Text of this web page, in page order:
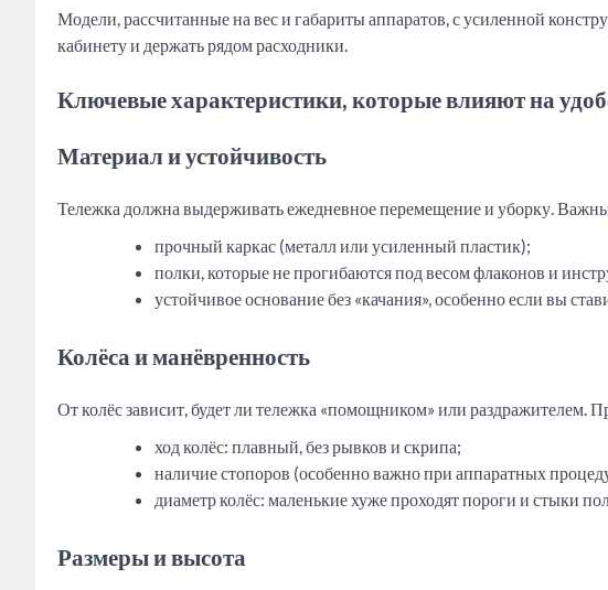
Модели, рассчитанные на вес и габариты аппаратов, с усиленной
кабинету и держать рядом расходники.
Ключевые характеристики, которые влияют на
Материал и устойчивость
Тележка должна выдерживать ежедневное перемещение и уборку.
прочный каркас (металл или усиленный пластик);
полки, которые не прогибаются под весом флаконов и
устойчивое основание без «качания», особенно если вы
Колёса и манёвренность
От колёс зависит, будет ли тележка «помощником» или раздражителем.
ход колёс: плавный, без рывков и скрипа;
наличие стопоров (особенно важно при аппаратных
диаметр колёс: маленькие хуже проходят пороги и стыки
Размеры и высота